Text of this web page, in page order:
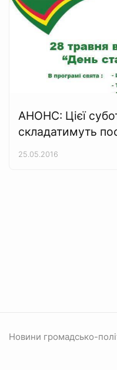
АНОНС: Цієї
складатимуть
25.05.2016
Новини громадсько-